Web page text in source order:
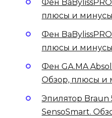
Фен
плюсы и минусы
Фен
плюсы и минусы
Фен GA.MA
Обзор, плюсы и
Эпилятор Braun
SensoSmart.